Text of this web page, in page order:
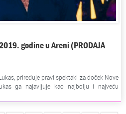
godine u Areni (PRODAJA
priređuje pravi spektakl za doček Nove
ga najavljuje kao najbolju i najveću